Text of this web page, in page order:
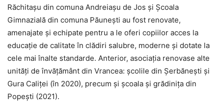
Răchitașu din comuna Andreiașu de Jos și Școala
Gimnazială din comuna Păunești au fost renovate,
amenajate și echipate pentru a le oferi copiilor acces la
educație de calitate în clădiri salubre, moderne și dotate la
cele mai înalte standarde. Anterior, asociația renovase alte
unități de învățământ din Vrancea: școlile din Șerbănești și
Gura Caliței (în 2020), precum și școala și grădinița din
Popești (2021).